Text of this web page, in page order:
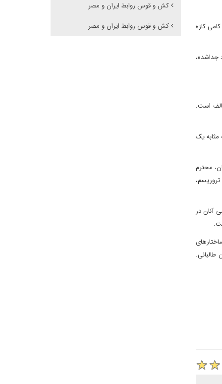
کازه
جداشده،
است.
مثابه یک
محترم
آنان در
کش و قوس روابط ایران و مصر
کش و قوس روابط ایران و مصر